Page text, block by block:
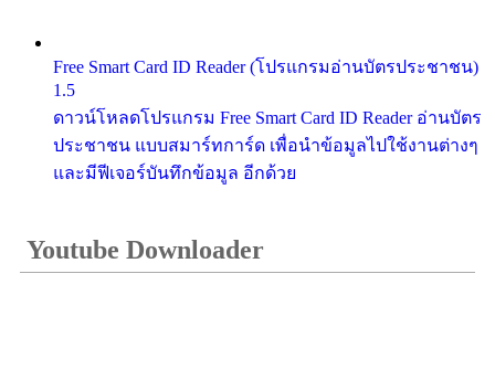
Free Smart Card ID Reader (โปรแกรมอ่านบัตรประชาชน)
1.5
ดาวน์โหลดโปรแกรม Free Smart Card ID Reader อ่านบัตร
ประชาชน แบบสมาร์ทการ์ด เพื่อนำข้อมูลไปใช้งานต่างๆ
และมีฟีเจอร์บันทึกข้อมูล อีกด้วย
Youtube Downloader